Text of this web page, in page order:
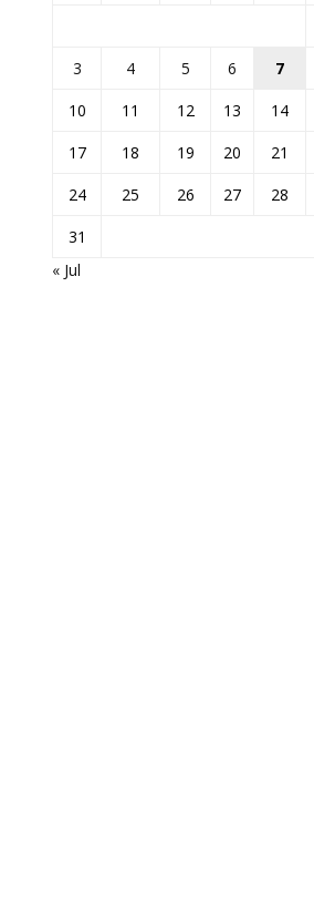
3
4 5 6 7
10
11 12 13 14
17
18 19 20 21
24
25 26 27 28
31
« Jul